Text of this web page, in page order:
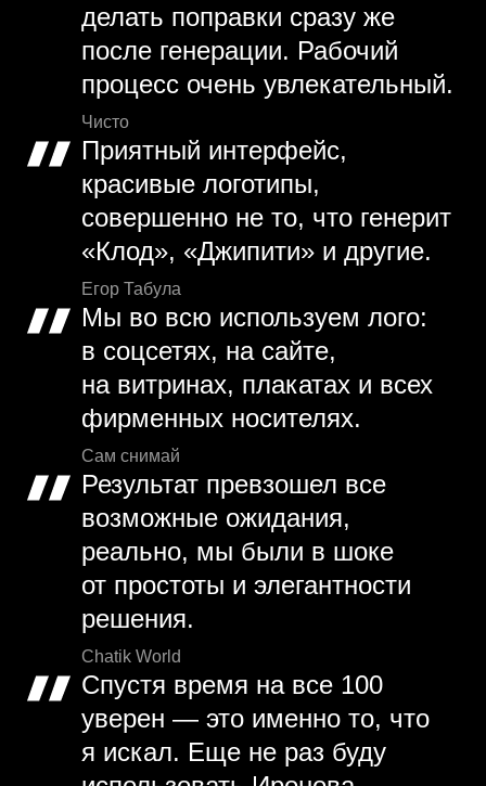
делать поправки сразу же
после генерации. Рабочий
процесс очень увлекательный.
Чисто
Приятный интерфейс,
красивые логотипы,
совершенно не то, что генерит
«Клод», «Джипити» и другие.
Егор Табула
Мы во всю используем лого:
в соцсетях, на сайте,
на витринах, плакатах и всех
фирменных носителях.
Сам снимай
Результат превзошел все
возможные ожидания,
реально, мы были в шоке
от простоты и элегантности
решения.
Chatik World
Спустя время на все 100
уверен — это именно то, что
я искал. Еще не раз буду